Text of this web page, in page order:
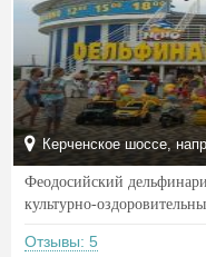
Керченское шоссе,
Феодосийский
культурно-
Отзывы: 5